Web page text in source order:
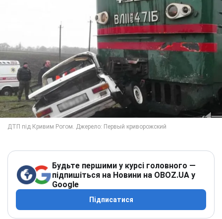
Будьте першими у курсі головного —
підпишіться на Новини на OBOZ.UA у
Google
Підписатися